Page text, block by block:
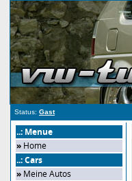
Status: Gast
..: Menue
» Home
..: Cars
» Meine Autos